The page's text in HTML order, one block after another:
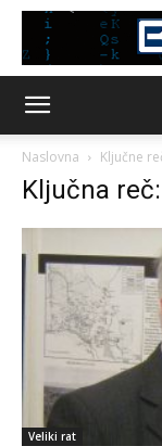
Naslovna Ključne
Ključna reč:
Veliki rat